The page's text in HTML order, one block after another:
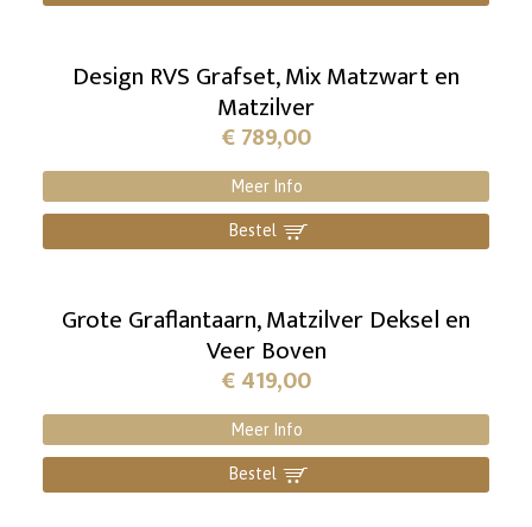
Design RVS Grafset, Mix Matzwart en
Matzilver
€789,00
Meer Info
Bestel ]
Grote Graflantaarn, Matzilver Deksel en
Veer Boven
€419,00
Meer Info
Bestel ]